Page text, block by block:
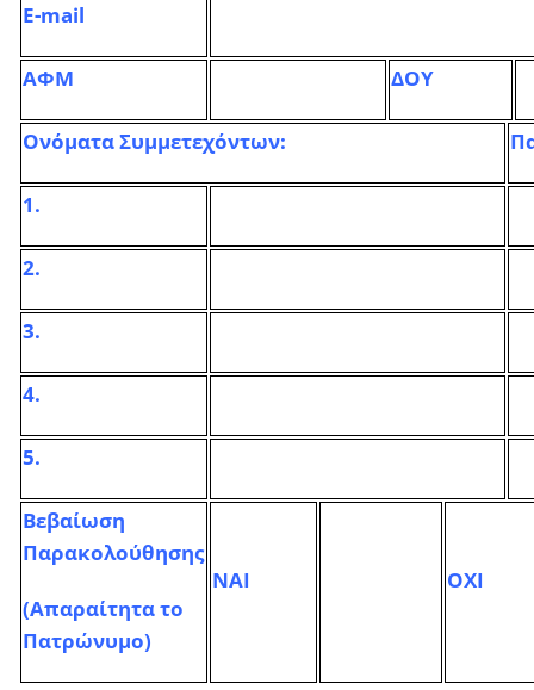
E-mail
ΑΦΜ ΔΟΥ
Ονόματα Συμμετεχόντων:
1.
2.
3.
4.
5.
Βεβαίωση
Παρακολούθησης
(Απαραίτητα το
Πατρώνυμο)
ΝΑΙ ΟΧΙ